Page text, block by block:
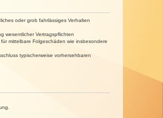
oder grob fahrlässiges Verhalten
wesentlicher Vertragspflichten
mittelbare Folgeschäden wie insbesondere
typischerweise vorhersehbaren